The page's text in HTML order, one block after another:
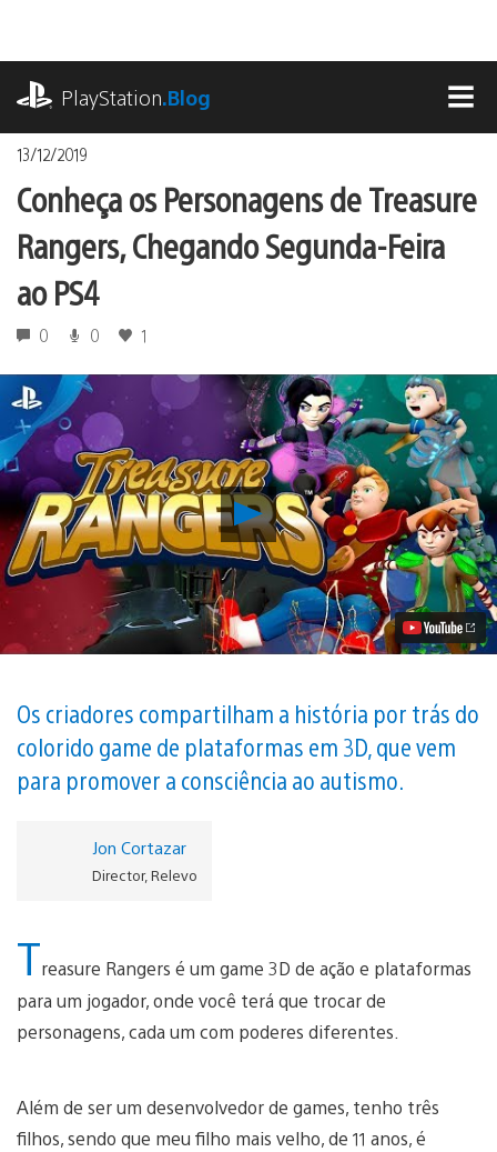
o
conteúdoPlayStation.Blog
13/12/2019
Conheça os Personagens de Treasure
Rangers, Chegando Segunda-Feira
ao PS4
0 0 1
Reproduzir
Conheça
os
Personagens
de
Treasure
Rangers,
Chegando
ao
PS4
Vídeo
Os criadores compartilham a história por trás do
colorido game de plataformas em 3D, que vem
para promover a consciência ao autismo.
Jon Cortazar
Director, Relevo
Treasure Rangers é um game 3D de ação e plataformas
para um jogador, onde você terá que trocar de
personagens, cada um com poderes diferentes.
Além de ser um desenvolvedor de games, tenho três
filhos, sendo que meu filho mais velho, de 11 anos, é